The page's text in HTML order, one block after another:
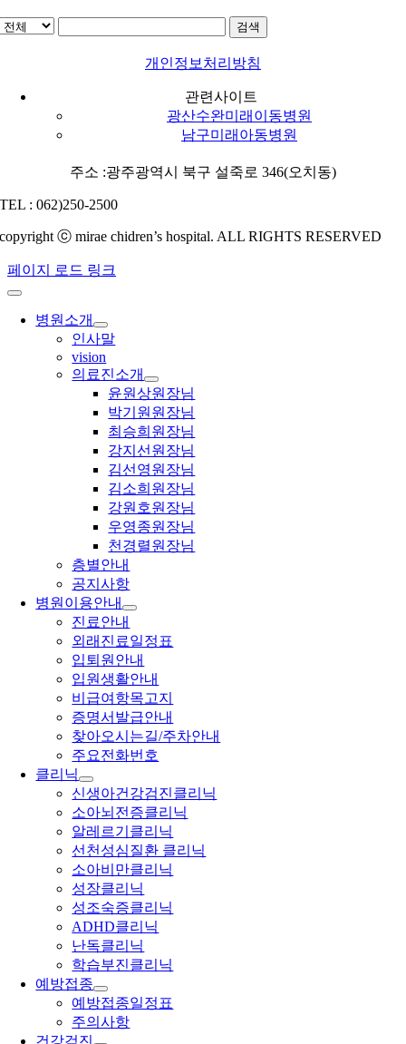
검색
개인정보처리방침
관련사이트
광산수완미래이동병원
남구미래아동병원
주소 :광주광역시 북구 설죽로 346(오치동)
TEL : 062)250-2500
copyright ⓒ mirae chidren’s hospital. ALL RIGHTS RESERVED
페이지 로드 링크
병원소개
인사말
vision
의료진소개
윤원상원장님
박기원원장님
최승희원장님
강지선원장님
김선영원장님
김소희원장님
강원호원장님
우영종원장님
천경렬원장님
층별안내
공지사항
병원이용안내
진료안내
외래진료일정표
입퇴원안내
입원생활안내
비급여항목고지
증명서발급안내
찾아오시는길/주차안내
주요전화번호
클리닉
신생아건강검진클리닉
소아뇌전증클리닉
알레르기클리닉
선천성심질환 클리닉
소아비만클리닉
성장클리닉
성조숙증클리닉
ADHD클리닉
난독클리닉
학습부진클리닉
예방접종
예방접종일정표
주의사항
건강검진